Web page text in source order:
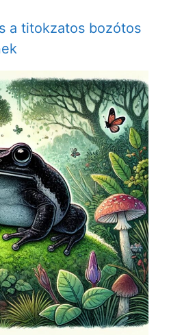
a titokzatos bozótos